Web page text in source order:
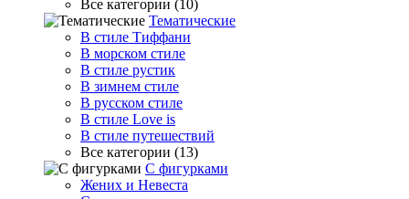
Все категории (10)
Тематические
В стиле Тиффани
В морском стиле
В стиле рустик
В зимнем стиле
В русском стиле
В стиле Love is
В стиле путешествий
Все категории (13)
С фигурками
Жених и Невеста